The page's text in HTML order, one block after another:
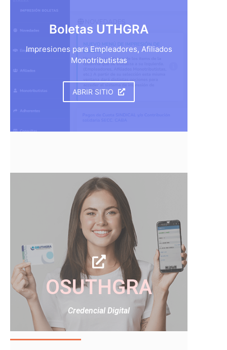
Boletas UTHGRA
Impresiones para Empleadores, Afiliados
Monotributistas
ABRIR SITIO
OSUTHGRA
Credencial Digital